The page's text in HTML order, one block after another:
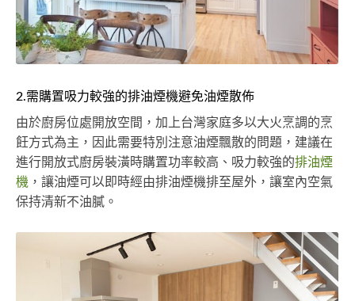
2.需購置吸力較強的排油煙機避免油煙散佈
由於廚房位處開放空間，加上台灣家庭多以大火烹調的烹
飪方式為主，因此需要特別注意油煙飄散的問題，建議在
進行開放式廚房裝潢時購置功率較高、吸力較強的排油煙
機 ，讓油煙可以即時經由排油煙機排至屋外，讓室內空氣
保持清新不油膩。